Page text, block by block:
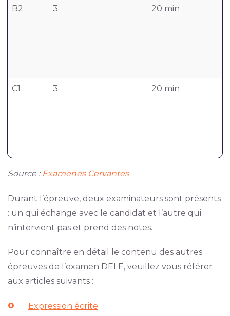
B2 3 20 min
C1 3 20 min
Source : Examenes Cervantes
Durant l’épreuve, deux examinateurs sont présents
: un qui échange avec le candidat et l’autre qui
n’intervient pas et prend des notes.
Pour connaître en détail le contenu des autres
épreuves de l’examen DELE, veuillez vous référer
aux articles suivants :
Expression écrite